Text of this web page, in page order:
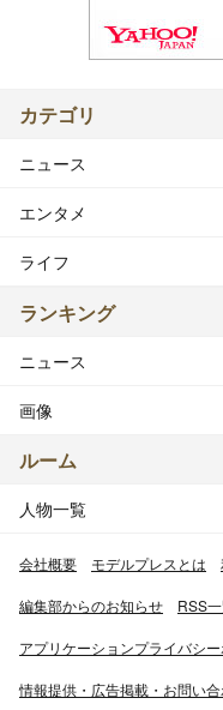
カテゴリ
ニュース
エンタメ
ライフ
ランキング
ニュース
画像
ルーム
人物一覧
会社概要 モデルプレスとは
編集部からのお知らせ RSS
アプリケーションプライバシ
情報提供・広告掲載・お問い